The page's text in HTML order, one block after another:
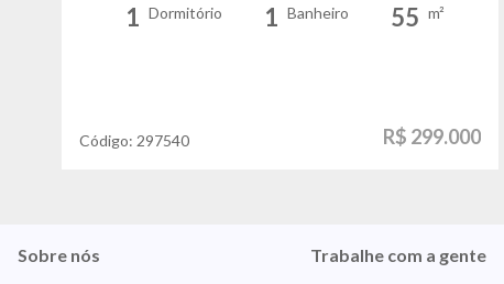
1 Dormitório 1 Banheiro 55 m²
Código: 297540 R$ 299.000
Sobre nós
Trabalhe com a gente